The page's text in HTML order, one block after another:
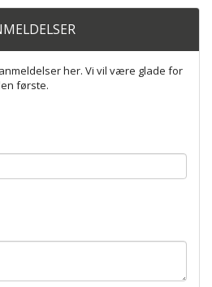
her. Vi vil være glade for
første.